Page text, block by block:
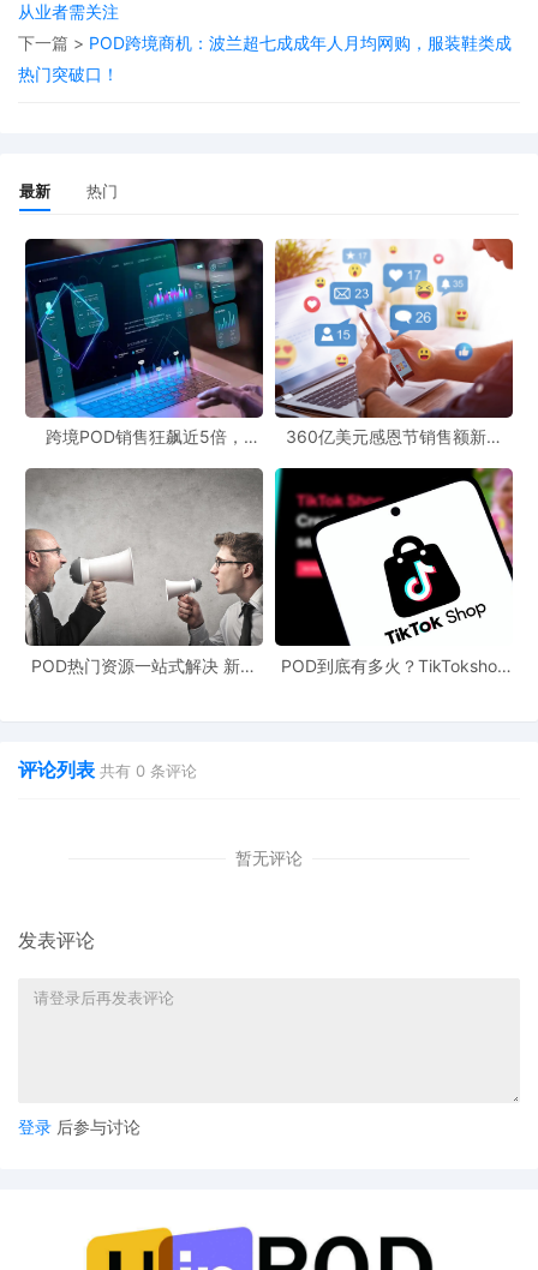
向这些地区销售商品时，无需急于满足标签要求，有更充裕的时间
去做好准备。这也为卖家提供了一定的缓冲期，尤其是对于那些还
度推迟实施，但随着当地基础设施的逐步完善和企业能力的提升，
未来商品标签制度的全面实施是必然趋势。这也要求跨境电商企业
提前做好规划，关注俄罗斯市场的政策动态，以便在制度正式实施
时能够迅速适应。
此外，对于跨境电商卖家来说，免费POD工具可以帮助他们更高效
地管理订单和物流，提升运营效率。在面对俄罗斯市场政策变化
时，合理利用免费POD工具能够更好地应对挑战，抓住市场机遇。
从业者需关注
下一篇 > POD跨境商机：波兰超七成成年人月均网购，服装鞋类成
热门突破口！
最新 热门
跨境POD销售狂飙近5倍，
360亿美元感恩节销售额新纪
新风潮！
POD热门资源一站式解决 新手
POD到底有多火？TikTokshop
评论列表 共有 0 条评论
暂无评论
发表评论
登录 后参与讨论